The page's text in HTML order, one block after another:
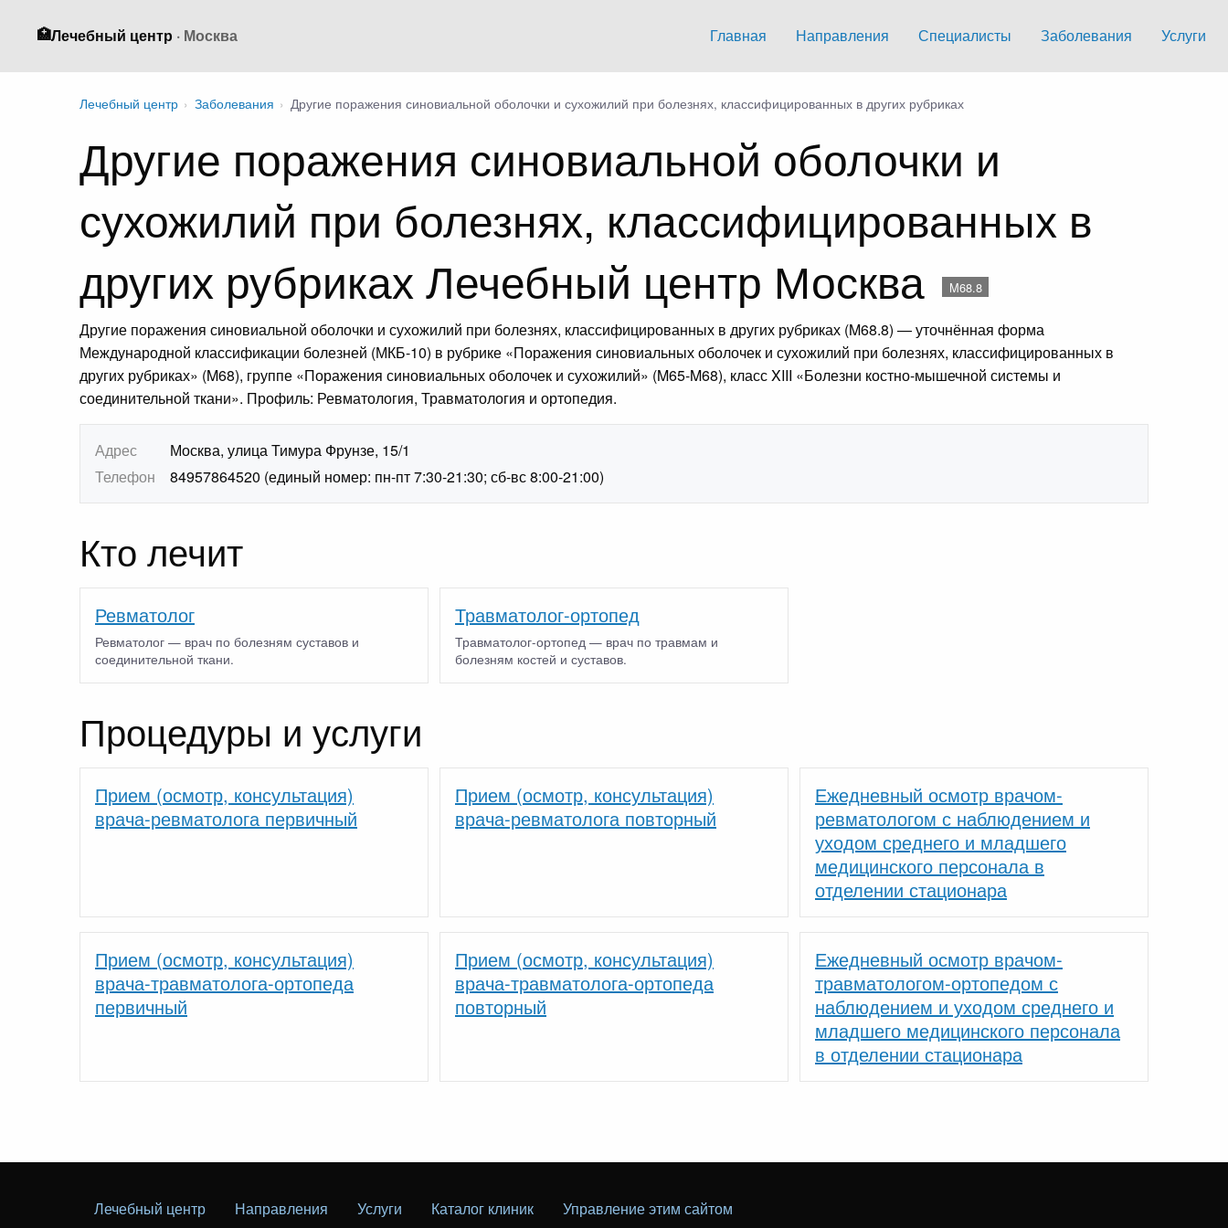
🏥Лечебный центр · Москва Главная Направления Специалисты Заболевания Услуги
Лечебный центр › Заболевания › Другие поражения синовиальной оболочки и сухожилий при болезнях, классифицированных в других рубриках
Другие поражения синовиальной оболочки и
сухожилий при болезнях, классифицированных в
других рубриках Лечебный центр Москва
M68.8
Другие поражения синовиальной оболочки и сухожилий при болезнях, классифицированных в других рубриках (M68.8) — уточнённая форма
Международной классификации болезней (МКБ-10) в рубрике «Поражения синовиальных оболочек и сухожилий при болезнях, классифицированных в
других рубриках» (M68), группе «Поражения синовиальных оболочек и сухожилий» (M65-M68), класс XIII «Болезни костно-мышечной системы и
соединительной ткани». Профиль: Ревматология, Травматология и ортопедия.
Адрес
Москва, улица Тимура Фрунзе, 15/1
Телефон
84957864520 (единый номер: пн-пт 7:30-21:30; сб-вс 8:00-21:00)
Кто лечит
Ревматолог
Ревматолог — врач по болезням суставов и
соединительной ткани.
Травматолог-ортопед
Травматолог-ортопед — врач по травмам и
болезням костей и суставов.
Процедуры и услуги
Прием (осмотр, консультация)
врача-ревматолога первичный
Прием (осмотр, консультация)
врача-ревматолога повторный
Ежедневный осмотр врачом-
ревматологом с наблюдением и
уходом среднего и младшего
медицинского персонала в
отделении стационара
Прием (осмотр, консультация)
врача-травматолога-ортопеда
первичный
Прием (осмотр, консультация)
врача-травматолога-ортопеда
повторный
Ежедневный осмотр врачом-
травматологом-ортопедом с
наблюдением и уходом среднего и
младшего медицинского персонала
в отделении стационара
Лечебный центр Направления Услуги Каталог клиник Управление этим сайтом